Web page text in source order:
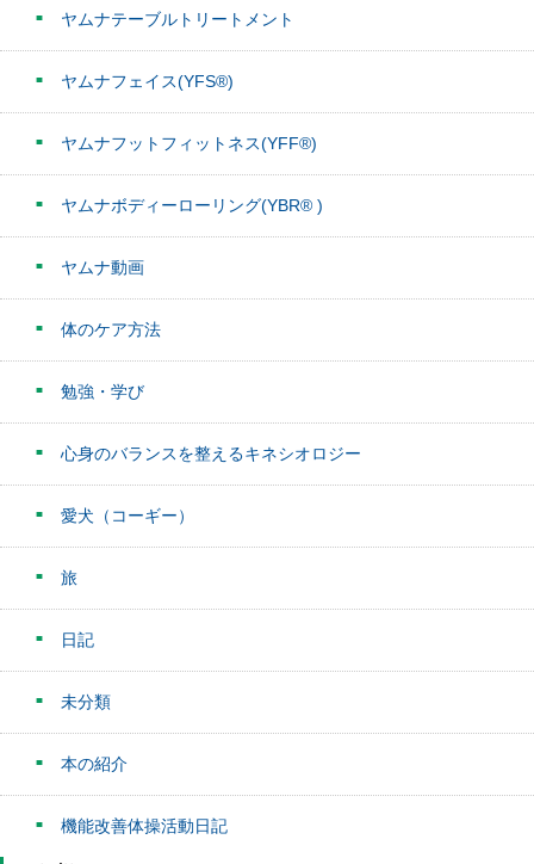
ヤムナテーブルトリートメント
ヤムナフェイス(YFS®)
ヤムナフットフィットネス(YFF®)
ヤムナボディーローリング(YBR® )
ヤムナ動画
体のケア方法
勉強・学び
心身のバランスを整えるキネシオロジー
愛犬（コーギー）
旅
日記
未分類
本の紹介
機能改善体操活動日記